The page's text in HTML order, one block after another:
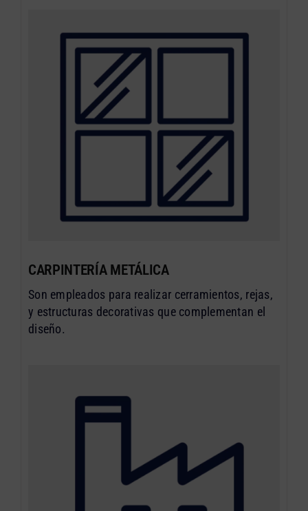
CARPINTERÍA METÁLICA
Son empleados para realizar cerramientos, rejas,
y estructuras decorativas que complementan el
diseño.